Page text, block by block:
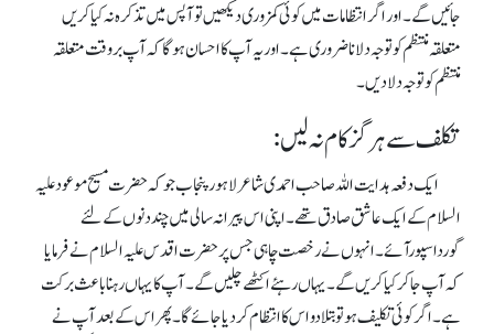
جائیں گے ۔ اور اگر انتظامات میں کوئی کمزوری دیکھیں تو آپس میں تذکرہ نہ کیا کریں
متعلقہ منتظم کو توجہ دلانا ضروری ہے۔ اور یہ آپ کااحسان ہوگاکہ آپ بروقت متعلقہ
منتظم کو توجہ دلادیں۔
تکلف سے ہرگز کام نہ لیں:
ایک دفعہ ہدایت اللہ صاحب احمدی شاعر لاہور پنجاب جو کہ حضرت مسیح موعود علیہ
السلام کے ایک عاشق صادق تھے ۔ اپنی اس پیرانہ سالی میں چند دنوں کے لئے
گورداسپورآئے ۔ انہوں نے رخصت چاہی جس پر حضرت اقدس علیہ السلام نے فرمایا
کہ آپ جاکر کیا کریں گے ۔ یہاں رہئے اکٹھے چلیں گے ۔ آپ کا یہاں رہنا باعث برکت
ہے۔ اگر کوئی تکلیف ہوتو بتلا دو اس کا انتظام کردیا جائے گا ۔ پھر اس کے بعد آپ نے